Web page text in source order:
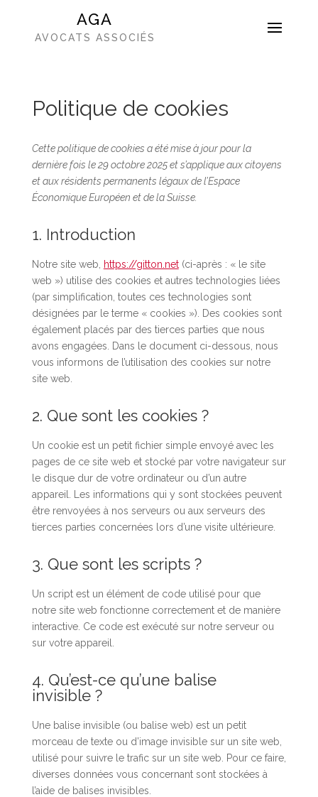
AGA
AVOCATS ASSOCIÉS
Politique de cookies
Cette politique de cookies a été mise à jour pour la
dernière fois le 29 octobre 2025 et s’applique aux citoyens
et aux résidents permanents légaux de l’Espace
Économique Européen et de la Suisse.
1. Introduction
Notre site web, https://gitton.net(ci-après : « le site
web ») utilise des cookies et autres technologies liées
(par simplification, toutes ces technologies sont
désignées par le terme « cookies »). Des cookies sont
également placés par des tierces parties que nous
avons engagées. Dans le document ci-dessous, nous
vous informons de l’utilisation des cookies sur notre
site web.
2. Que sont les cookies ?
Un cookie est un petit fichier simple envoyé avec les
pages de ce site web et stocké par votre navigateur sur
le disque dur de votre ordinateur ou d’un autre
appareil. Les informations qui y sont stockées peuvent
être renvoyées à nos serveurs ou aux serveurs des
tierces parties concernées lors d’une visite ultérieure.
3. Que sont les scripts ?
Un script est un élément de code utilisé pour que
notre site web fonctionne correctement et de manière
interactive. Ce code est exécuté sur notre serveur ou
sur votre appareil.
4. Qu’est-ce qu’une balise
invisible ?
Une balise invisible (ou balise web) est un petit
morceau de texte ou d’image invisible sur un site web,
utilisé pour suivre le trafic sur un site web. Pour ce faire,
diverses données vous concernant sont stockées à
l’aide de balises invisibles.